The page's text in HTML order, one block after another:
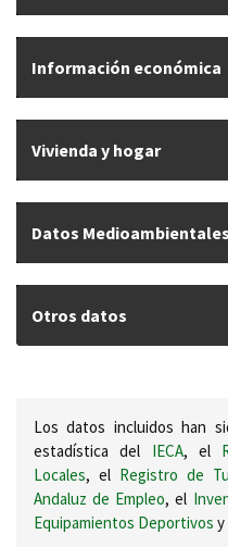
Información económica
Vivienda y hogar
Datos Medioambientales
Otros datos
Los datos incluidos han
estadística del IECA, el
Locales, el Registro de
Andaluz de Empleo, el
Equipamientos Deportivos y